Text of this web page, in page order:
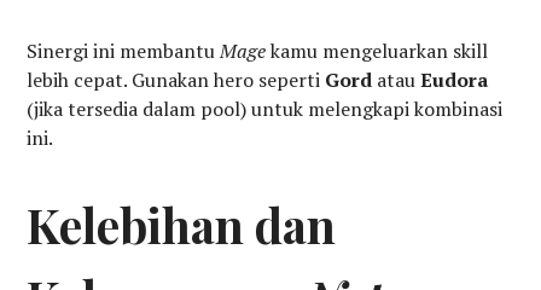
Sinergi ini membantuMagekamu mengeluarkan skill
lebih cepat. Gunakan hero seperti Gord atauEudora
(jika tersedia dalam pool) untuk melengkapi kombinasi
ini.
Kelebihan dan